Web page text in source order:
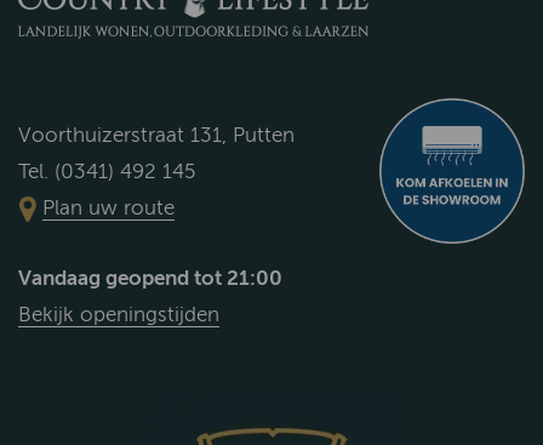
Voorthuizerstraat 131, Putten
Tel. (0341) 492 145
Plan uw route
Vandaag geopend tot 21:00
Bekijk openingstijden